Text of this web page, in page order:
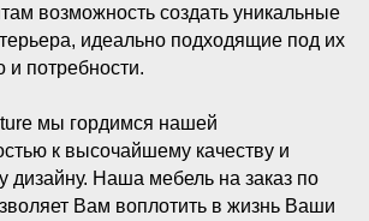
возможность создать уникальные
идеально подходящие под их
и потребности.
мы гордимся нашей
к высочайшему качеству и
дизайну. Наша мебель на заказ по
Вам воплотить в жизнь Ваши